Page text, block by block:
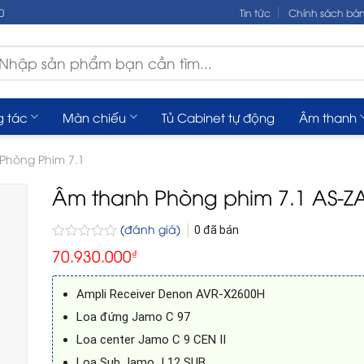
Tin tức Chính sách
tác Màn chiếu Tủ Cabinet tự động Âm thanh
Phòng Phim 7.1
Âm thanh Phòng phim 7.1 AS-
Được
xếp
hạng
0
5
sao
(đánh giá) 0 đã bán
70.930.000₫
Ampli Receiver Denon AVR-X2600H
Loa đứng Jamo C 97
Loa center Jamo C 9 CEN II